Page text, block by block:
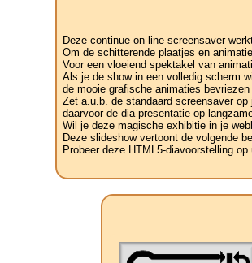
Deze continue on-line screensaver
Om de schitterende plaatjes en
Voor een vloeiend spektakel van
Als je de show in een volledig scherm
de mooie grafische animaties
Zet a.u.b. de standaard screensaver
daarvoor de dia presentatie op
Wil je deze magische exhibitie in je
Deze slideshow vertoont de volgende
Probeer deze HTML5-diavoorstelling